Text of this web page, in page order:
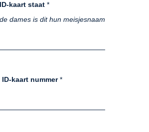
kaart staat *
dames is dit hun meisjesnaam
kaart nummer*